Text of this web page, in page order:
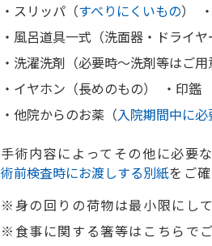
・スリッパ（すべりにくいもの）
・風呂道具一式（洗面器・ドライ
・洗濯洗剤（必要時〜洗剤等はご用
・イヤホン（長めのもの）
・印鑑
・他院からのお薬（入院期間中に
手術内容によってその他に必要
術前検査時にお渡しする別紙をご
※身の回りの荷物は最小限にし
※食事に関する箸等はこちらで